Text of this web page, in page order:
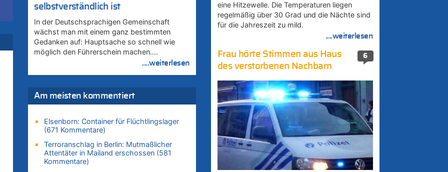
selbstverständlich ist
In der Deutschsprachigen Gemeinschaft
wächst man mit einem ganz bestimmten
Gedanken auf: Hauptsache so schnell wie
möglich den Führerschein machen….
....weiterlesen
Am meisten kommentiert
Elsenborn: Container für Flüchtlingslager
(671 Kommentare)
Terroranschlag in Berlin: Mutmaßlicher
Attentäter in Mailand erschossen (581
Kommentare)
eine Hitzewelle. Die Temperaturen liegen
regelmäßig über 30 Grad und die Nächte sind
für die Jahreszeit zu mild.
....weiterlesen
6
Frau hörte Stimmen aus Haus
des verstorbenen Nachbarn